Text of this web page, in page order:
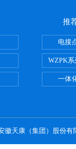
推
电接
WZPK系
一体
徽天康（集团）股份